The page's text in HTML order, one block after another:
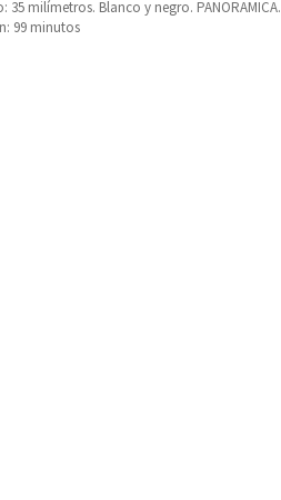
35 milímetros. Blanco y negro. PANORAMICA.
99 minutos